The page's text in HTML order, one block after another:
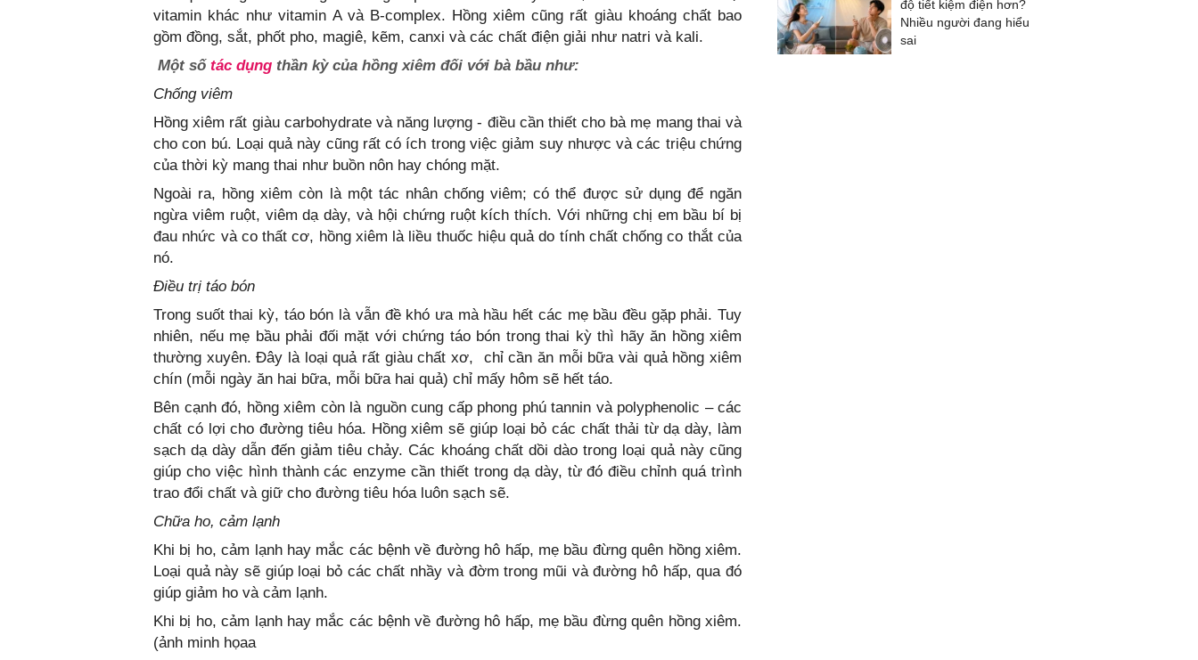
vitamin khác như vitamin A và B-complex. Hồng xiêm cũng rất giàu khoáng chất bao
gồm đồng, sắt, phốt pho, magiê, kẽm, canxi và các chất điện giải như natri và kali.
Một số tác dụng thần kỳ của hồng xiêm đối với bà bầu như:
Chống viêm
Hồng xiêm rất giàu carbohydrate và năng lượng - điều cần thiết cho bà mẹ mang thai và
cho con bú. Loại quả này cũng rất có ích trong việc giảm suy nhược và các triệu chứng
của thời kỳ mang thai như buồn nôn hay chóng mặt.
Ngoài ra, hồng xiêm còn là một tác nhân chống viêm; có thể được sử dụng để ngăn
ngừa viêm ruột, viêm dạ dày, và hội chứng ruột kích thích. Với những chị em bầu bí bị
đau nhức và co thất cơ, hồng xiêm là liều thuốc hiệu quả do tính chất chống co thắt của
nó.
Điều trị táo bón
Trong suốt thai kỳ, táo bón là vẫn đề khó ưa mà hầu hết các mẹ bầu đều gặp phải. Tuy
nhiên, nếu mẹ bầu phải đối mặt với chứng táo bón trong thai kỳ thì hãy ăn hồng xiêm
thường xuyên. Đây là loại quả rất giàu chất xơ, chỉ cần ăn mỗi bữa vài quả hồng xiêm
chín (mỗi ngày ăn hai bữa, mỗi bữa hai quả) chỉ mấy hôm sẽ hết táo.
Bên cạnh đó, hồng xiêm còn là nguồn cung cấp phong phú tannin và polyphenolic – các
chất có lợi cho đường tiêu hóa. Hồng xiêm sẽ giúp loại bỏ các chất thải từ dạ dày, làm
sạch dạ dày dẫn đến giảm tiêu chảy. Các khoáng chất dồi dào trong loại quả này cũng
giúp cho việc hình thành các enzyme cần thiết trong dạ dày, từ đó điều chỉnh quá trình
trao đổi chất và giữ cho đường tiêu hóa luôn sạch sẽ.
Chữa ho, cảm lạnh
Khi bị ho, cảm lạnh hay mắc các bệnh về đường hô hấp, mẹ bầu đừng quên hồng xiêm.
Loại quả này sẽ giúp loại bỏ các chất nhầy và đờm trong mũi và đường hô hấp, qua đó
giúp giảm ho và cảm lạnh.
Khi bị ho, cảm lạnh hay mắc các bệnh về đường hô hấp, mẹ bầu đừng quên hồng xiêm.
(ảnh minh họaa
độ tiết kiệm điện hơn?
Nhiều người đang hiểu
sai